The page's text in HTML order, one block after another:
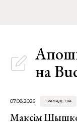
на
07.08.2026 ГРАМАДСТВА
Максім